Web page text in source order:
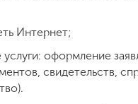
Интернет;
оформление
свидетельств,